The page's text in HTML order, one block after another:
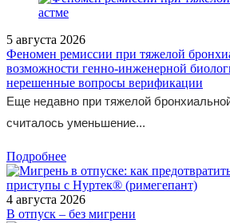
5 августа 2026
Феномен ремиссии при тяжелой
возможности генно-инженерной
нерешенные вопросы верификации
Еще недавно при тяжелой
считалось уменьшение...
Подробнее
4 августа 2026
В отпуск – без мигрени